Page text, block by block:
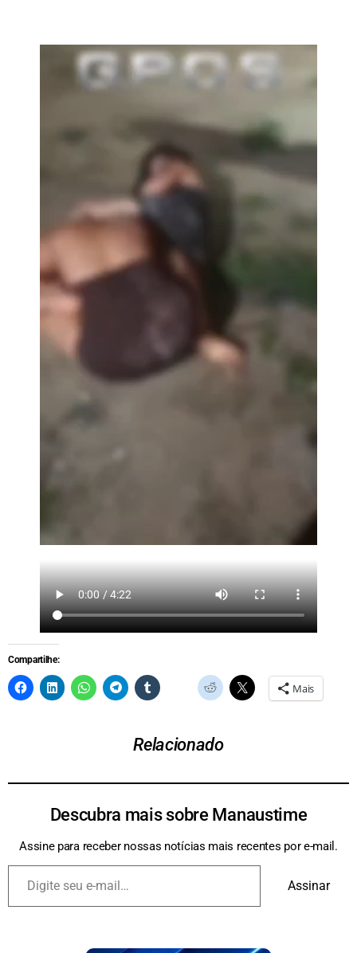
Compartilhe:
Mais
Relacionado
Descubra mais sobre Manaustime
Assine para receber nossas notícias mais recentes por e-mail.
Assinar